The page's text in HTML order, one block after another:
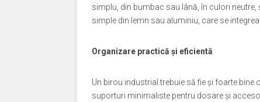
simplu, din bumbac sau lână, în culori
simple din lemn sau aluminiu, care se
Organizare practică și eficientă
Un birou industrial trebuie să fie și foarte bine
suporturi minimaliste pentru dosare și